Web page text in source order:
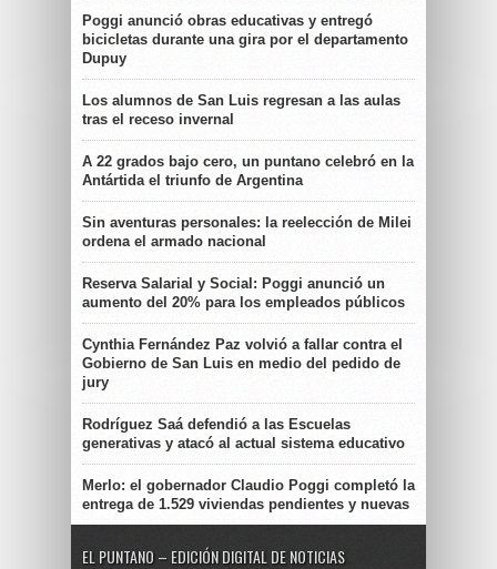
Poggi anunció obras educativas y entregó
bicicletas durante una gira por el departamento
Dupuy
Los alumnos de San Luis regresan a las aulas
tras el receso invernal
A 22 grados bajo cero, un puntano celebró en la
Antártida el triunfo de Argentina
Sin aventuras personales: la reelección de Milei
ordena el armado nacional
Reserva Salarial y Social: Poggi anunció un
aumento del 20% para los empleados públicos
Cynthia Fernández Paz volvió a fallar contra el
Gobierno de San Luis en medio del pedido de
jury
Rodríguez Saá defendió a las Escuelas
generativas y atacó al actual sistema educativo
Merlo: el gobernador Claudio Poggi completó la
entrega de 1.529 viviendas pendientes y nuevas
EL PUNTANO – EDICIÓN DIGITAL DE NOTICIAS